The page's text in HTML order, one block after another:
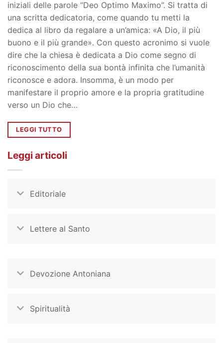
iniziali delle parole “Deo Optimo Maximo”. Si tratta di
una scritta dedicatoria, come quando tu metti la
dedica al libro da regalare a un’amica: «A Dio, il più
buono e il più grande». Con questo acronimo si vuole
dire che la chiesa è dedicata a Dio come segno di
riconoscimento della sua bontà infinita che l’umanità
riconosce e adora. Insomma, è un modo per
manifestare il proprio amore e la propria gratitudine
verso un Dio che…
LEGGI TUTTO
Leggi articoli
Editoriale
Lettere al Santo
Devozione Antoniana
Spiritualità